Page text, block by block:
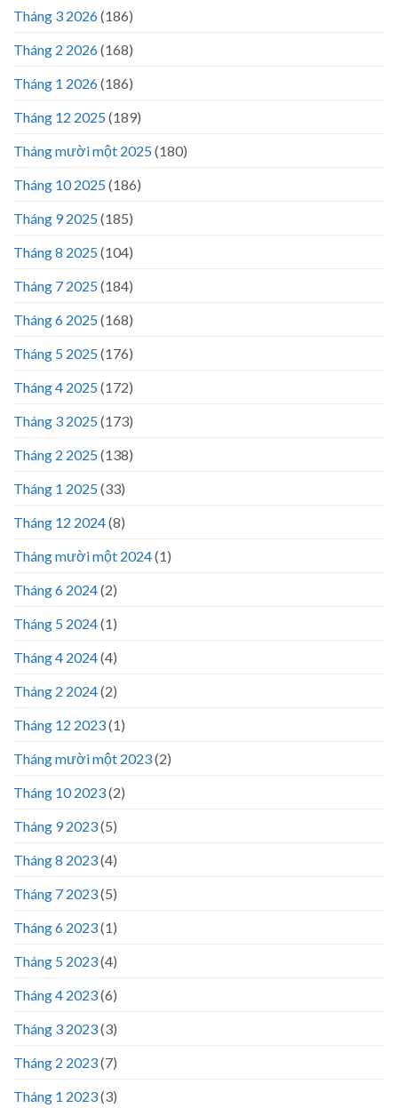
Tháng 3 2026(186)
Tháng 2 2026(168)
Tháng 1 2026(186)
Tháng 12 2025(189)
Tháng mười một 2025(180)
Tháng 10 2025(186)
Tháng 9 2025(185)
Tháng 8 2025(104)
Tháng 7 2025(184)
Tháng 6 2025(168)
Tháng 5 2025(176)
Tháng 4 2025(172)
Tháng 3 2025(173)
Tháng 2 2025(138)
Tháng 1 2025(33)
Tháng 12 2024(8)
Tháng mười một 2024(1)
Tháng 6 2024(2)
Tháng 5 2024(1)
Tháng 4 2024(4)
Tháng 2 2024(2)
Tháng 12 2023(1)
Tháng mười một 2023(2)
Tháng 10 2023(2)
Tháng 9 2023(5)
Tháng 8 2023(4)
Tháng 7 2023(5)
Tháng 6 2023(1)
Tháng 5 2023(4)
Tháng 4 2023(6)
Tháng 3 2023(3)
Tháng 2 2023(7)
Tháng 1 2023(3)